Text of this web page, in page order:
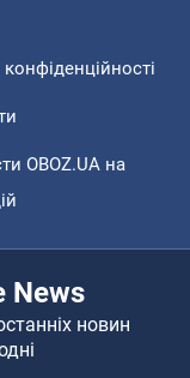
OBOZ.UA на
News
новин